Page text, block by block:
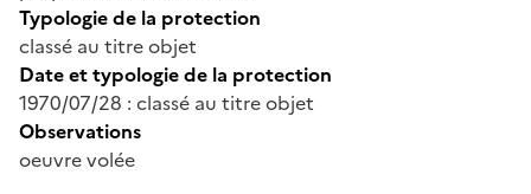
Typologie de la protection
classé au titre objet
Date et typologie de la protection
1970/07/28 : classé au titre objet
Observations
oeuvre volée